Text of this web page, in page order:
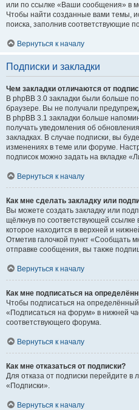
или по ссылке «Ваши сообщения» в
Чтобы найти созданные вами темы,
поиска, заполнив соответствующие
Вернуться к началу
Подписки и закладки
Чем закладки отличаются от
В phpBB 3.0 закладки были больше
браузере. Вы не получали
В phpBB 3.1 закладки больше
получать уведомления об
закладках. В случае подписки, вы
изменениях в теме или форуме.
подписок можно задать на вкладке
Вернуться к началу
Как мне сделать закладку или
Вы можете создать закладку или
щёлкнув по соответствующей
которое находится в верхней и
Отметив галочкой пункт «Сообщать
отправке сообщения, вы также
Вернуться к началу
Как мне подписаться на
Чтобы подписаться на
«Подписаться на форум» в нижней
соответствующего форума.
Вернуться к началу
Как мне отказаться от подписки?
Для отказа от подписки перейдите в
«Подписки».
Вернуться к началу